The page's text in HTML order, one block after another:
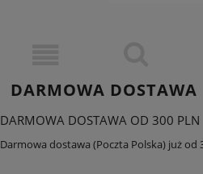
DARMOWA DOSTAWA
DARMOWA DOSTAWA OD 300 PLN
Darmowa dostawa (Poczta Polska) już od